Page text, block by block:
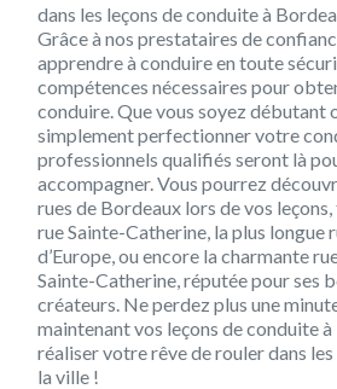
dans les leçons de conduite à
Grâce à nos prestataires de
apprendre à conduire en toute
compétences nécessaires pour
conduire. Que vous soyez débutant
simplement perfectionner votre
professionnels qualifiés seront là
accompagner. Vous pourrez
rues de Bordeaux lors de vos
rue Sainte-Catherine, la plus longue
d’Europe, ou encore la charmante
Sainte-Catherine, réputée pour ses
créateurs. Ne perdez plus une
maintenant vos leçons de conduite
réaliser votre rêve de rouler dans
la ville !